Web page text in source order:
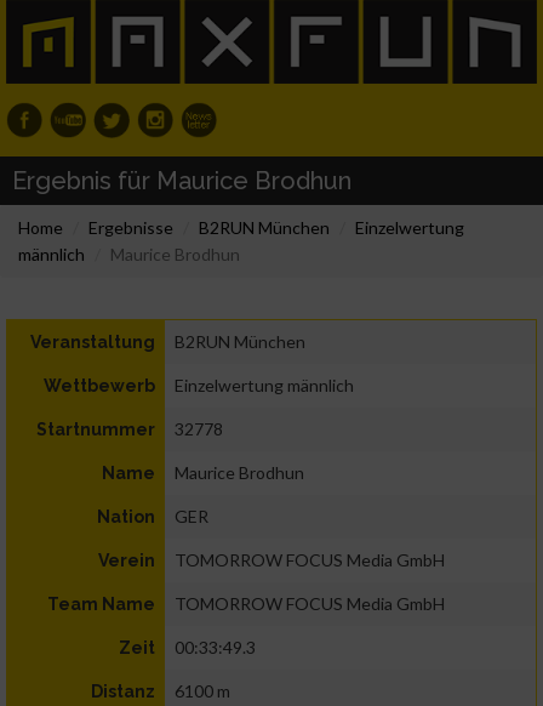
Ergebnis für Maurice Brodhun
Home Ergebnisse B2RUN München
Einzelwertung
männlich
Maurice Brodhun
Veranstaltung B2RUN München
Wettbewerb Einzelwertung männlich
Startnummer 32778
Name Maurice Brodhun
Nation GER
Verein TOMORROW FOCUS Media GmbH
Team Name TOMORROW FOCUS Media GmbH
Zeit 00:33:49.3
Distanz 6100 m